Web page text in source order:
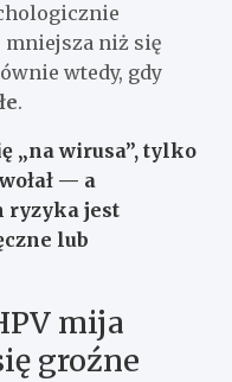
mniejsza niż się
wtedy, gdy
.
„na wirusa”, tylko
— a
ryzyka jest
lub
mija
groźne